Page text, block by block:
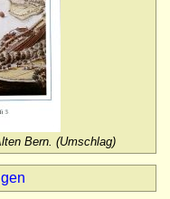
Bern. (Umschlag)